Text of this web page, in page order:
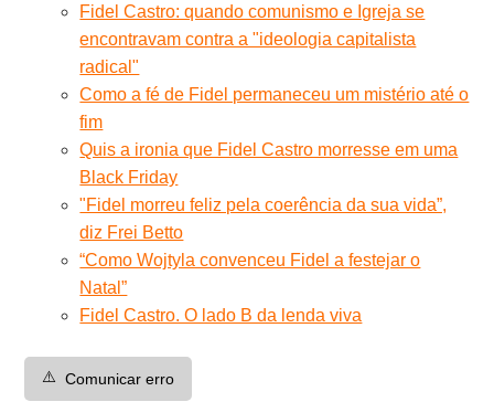
Fidel Castro: quando comunismo e Igreja se
encontravam contra a "ideologia capitalista
radical"
Como a fé de Fidel permaneceu um mistério até o
fim
Quis a ironia que Fidel Castro morresse em uma
Black Friday
"Fidel morreu feliz pela coerência da sua vida”,
diz Frei Betto
“Como Wojtyla convenceu Fidel a festejar o
Natal”
Fidel Castro. O lado B da lenda viva
⚠️ Comunicar erro